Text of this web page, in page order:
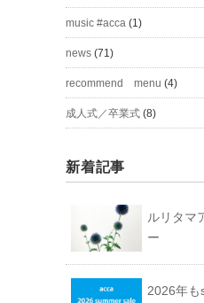
music #acca (1)
news (71)
recommend menu (4)
成人式／卒業式 (8)
新着記事
ルリタマ
ー
2026年も